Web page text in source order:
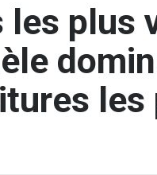
les plus
les